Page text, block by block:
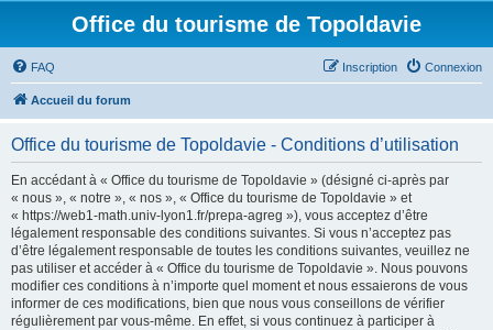
Office du tourisme de Topoldavie
FAQ Connexion
Inscription
Accueil du forum
Office du tourisme de Topoldavie - Conditions d’utilisation
En accédant à « Office du tourisme de Topoldavie » (désigné ci-après par
« nous », « notre », « nos », « Office du tourisme de Topoldavie » et
« https://web1-math.univ-lyon1.fr/prepa-agreg »), vous acceptez d’être
légalement responsable des conditions suivantes. Si vous n’acceptez pas
d’être légalement responsable de toutes les conditions suivantes, veuillez ne
pas utiliser et accéder à « Office du tourisme de Topoldavie ». Nous pouvons
modifier ces conditions à n’importe quel moment et nous essaierons de vous
informer de ces modifications, bien que nous vous conseillons de vérifier
régulièrement par vous-même. En effet, si vous continuez à participer à